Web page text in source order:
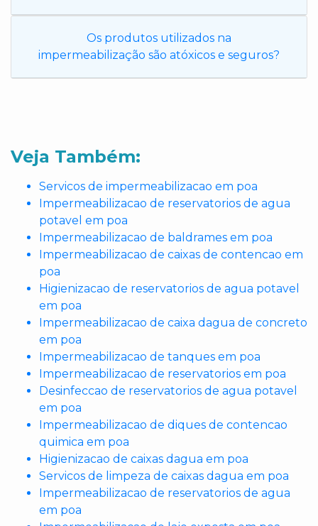
Os produtos utilizados na
impermeabilização são atóxicos e seguros?
Veja Também:
Servicos de impermeabilizacao em poa
Impermeabilizacao de reservatorios de agua
potavel em poa
Impermeabilizacao de baldrames em poa
Impermeabilizacao de caixas de contencao em
poa
Higienizacao de reservatorios de agua potavel
em poa
Impermeabilizacao de caixa dagua de concreto
em poa
Impermeabilizacao de tanques em poa
Impermeabilizacao de reservatorios em poa
Desinfeccao de reservatorios de agua potavel
em poa
Impermeabilizacao de diques de contencao
quimica em poa
Higienizacao de caixas dagua em poa
Servicos de limpeza de caixas dagua em poa
Impermeabilizacao de reservatorios de agua
em poa